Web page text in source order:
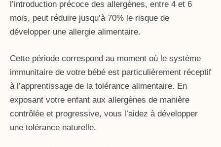
l’introduction précoce des allergènes, entre 4 et 6
mois, peut réduire jusqu’à 70% le risque de
développer une allergie alimentaire.
Cette période correspond au moment où le système
immunitaire de votre bébé est particulièrement réceptif
à l’apprentissage de la tolérance alimentaire. En
exposant votre enfant aux allergènes de manière
contrôlée et progressive, vous l’aidez à développer
une tolérance naturelle.